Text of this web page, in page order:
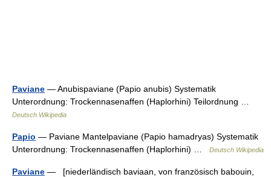
Paviane — Anubispaviane (Papio anubis) Systematik
Unterordnung: Trockennasenaffen (Haplorhini) Teilordnung …
Deutsch Wikipedia
Papio — Paviane Mantelpaviane (Papio hamadryas) Systematik
Unterordnung: Trockennasenaffen (Haplorhini) …
Deutsch Wikipedia
Paviane — [niederländisch baviaan, von französisch babouin,